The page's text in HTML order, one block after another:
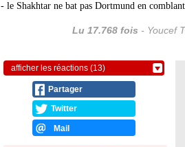
- le Shakhtar ne bat pas Dortmund en
Lu 17.768 fois - Youcef
afficher les réactions (13)
Partager
Twitter
Mail